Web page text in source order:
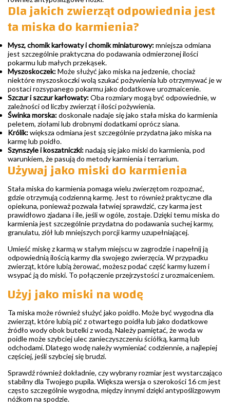
Dla jakich zwierząt odpowiednia jest
ta miska do karmienia?
Mysz, chomik karłowaty i chomik miniaturowy:mniejsza odmiana
jest szczególnie praktyczna do podawania odmierzonej ilości
pokarmu lub małych przekąsek.
Myszoskoczek:Może służyć jako miska na jedzenie, chociaż
niektóre myszoskoczki wolą szukać pożywienia lub otrzymywać je w
postaci rozsypanego pokarmu jako dodatkowe urozmaicenie.
Szczur i szczur karłowaty:Oba rozmiary mogą być odpowiednie, w
zależności od liczby zwierząt i ilości pożywienia.
Świnka morska:doskonale nadaje się jako stała miska do karmienia
peletem, ziołami lub drobnymi dodatkami oprócz siana.
Królik:większa odmiana jest szczególnie przydatna jako miska na
karmę lub poidło.
Szynszyle i koszatniczki:nadają się jako miski do karmienia, pod
warunkiem, że pasują do metody karmienia i terrarium.
Używaj jako miski do karmienia
Stała miska do karmienia pomaga wielu zwierzętom rozpoznać,
gdzie otrzymują codzienną karmę. Jest to również praktyczne dla
opiekuna, ponieważ pozwala łatwiej sprawdzić, czy karma jest
prawidłowo zjadana i ile, jeśli w ogóle, zostaje. Dzięki temu miska do
karmienia jest szczególnie przydatna do podawania suchej karmy,
granulatu, ziół lub mniejszych porcji karmy uzupełniającej.
Umieść miskę z karmą w stałym miejscu w zagrodzie i napełnij ją
odpowiednią ilością karmy dla swojego zwierzęcia. W przypadku
zwierząt, które lubią żerować, możesz podać część karmy luzem i
wsypać ją do miski. To połączenie przejrzystości z urozmaiceniem.
Użyj jako miski na wodę
Ta miska może również służyć jako poidło. Może być wygodna dla
zwierząt, które lubią pić z otwartego poidła lub jako dodatkowe
źródło wody obok butelki z wodą. Należy pamiętać, że woda w
poidle może szybciej ulec zanieczyszczeniu ściółką, karmą lub
odchodami. Dlatego wodę należy wymieniać codziennie, a najlepiej
częściej, jeśli szybciej się brudzi.
Sprawdź również dokładnie, czy wybrany rozmiar jest wystarczająco
stabilny dla Twojego pupila. Większa wersja o szerokości 16 cm jest
często szczególnie wygodna, między innymi dzięki antypoślizgowym
nóżkom na spodzie.